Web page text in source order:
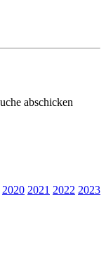
abschicken
2020 2021 2022 2023